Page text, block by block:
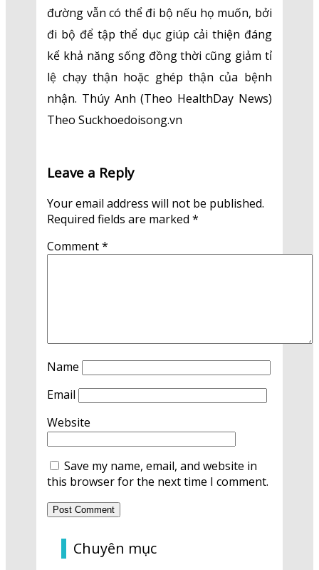
đường vẫn có thể đi bộ nếu họ muốn, bởi
đi bộ để tập thể dục giúp cải thiện đáng
kể khả năng sống đồng thời cũng giảm tỉ
lệ chạy thận hoặc ghép thận của bệnh
nhận. Thúy Anh (Theo HealthDay News)
Theo Suckhoedoisong.vn
Leave a Reply
Your email address will not be published.
Required fields are marked*
Comment*
Name
Email
Website
Save my name, email, and website in
this browser for the next time I comment.
Chuyên mục